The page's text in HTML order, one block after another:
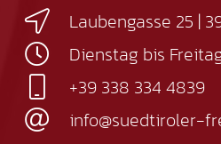
Laubengasse 25 |
Dienstag bis
+39 338 334 4839
info@suedtiroler-